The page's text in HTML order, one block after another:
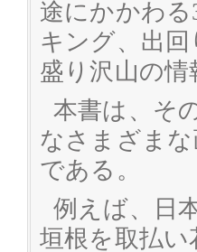
途にかかわ
キング、出
盛り沢山の
本書は、そ
なさまざま
である。
例えば、日
垣根を取払